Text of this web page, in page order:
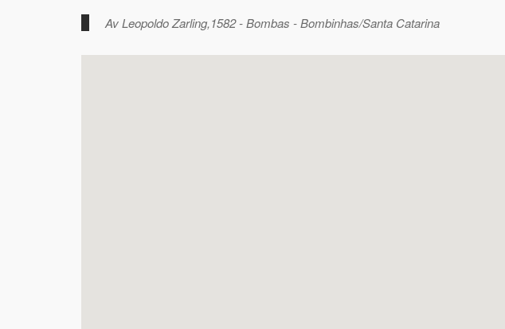
Av Leopoldo Zarling,1582 - Bombas - Bombinhas/Santa Catarina